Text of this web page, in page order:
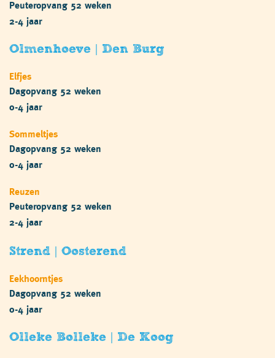
Peuteropvang 52 weken
2-4 jaar
Olmenhoeve | Den Burg
Elfjes
Dagopvang 52 weken
0-4 jaar
Sommeltjes
Dagopvang 52 weken
0-4 jaar
Reuzen
Peuteropvang 52 weken
2-4 jaar
Strend | Oosterend
Eekhoorntjes
Dagopvang 52 weken
0-4 jaar
Olleke Bolleke | De Koog